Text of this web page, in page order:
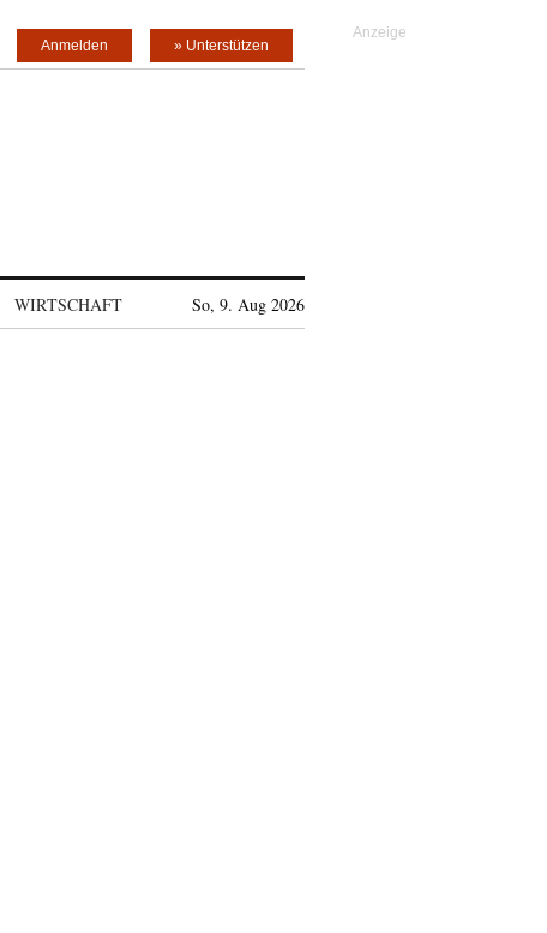
» Unterstützen
Anmelden
WIRTSCHAFT So, 9. Aug 2026